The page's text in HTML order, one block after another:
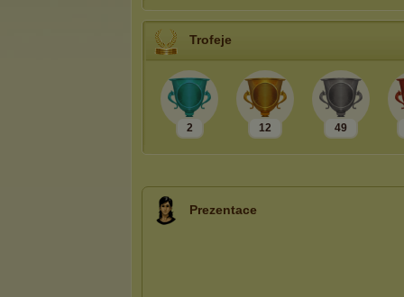
Trofeje
2 12 49
Prezentace